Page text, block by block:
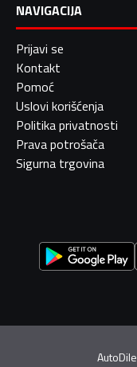
NAVIGACIJA
Prijavi se
Kontakt
Pomoć
Uslovi korišćenja
Politika privatnosti
Prava potrošača
Sigurna trgovina